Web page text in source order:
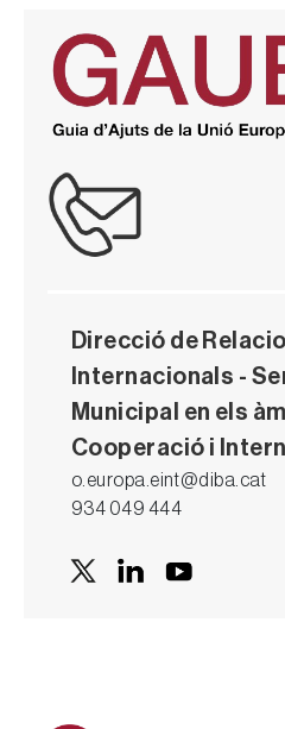
Direcció de
Internacionals -
Municipal en els
Cooperació i
o.europa.eint@diba.cat
934 049 444